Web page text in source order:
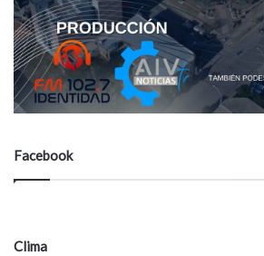
Facebook
Clima